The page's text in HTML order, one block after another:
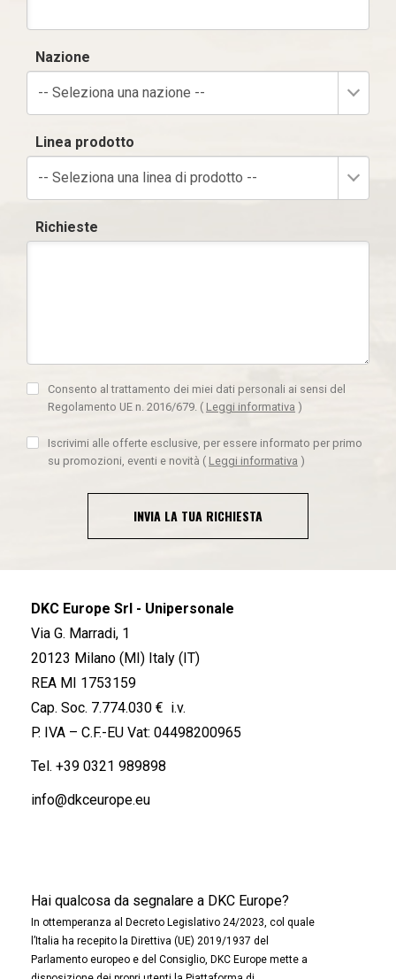
Nazione
-- Seleziona una nazione --
Linea prodotto
-- Seleziona una linea di prodotto --
Richieste
Consento al trattamento dei miei dati personali ai sensi del
Regolamento UE n. 2016/679. ( Leggi informativa )
Iscrivimi alle offerte esclusive, per essere informato per primo
su promozioni, eventi e novità ( Leggi informativa )
INVIA LA TUA RICHIESTA
DKC Europe Srl - Unipersonale
Via G. Marradi, 1
20123 Milano (MI) Italy (IT)
REA MI 1753159
Cap. Soc. 7.774.030 € i.v.
P. IVA – C.F.-EU Vat: 04498200965
Tel. +39 0321 989898
info@dkceurope.eu
Hai qualcosa da segnalare a DKC Europe?
In ottemperanza al Decreto Legislativo 24/2023, col quale
l’Italia ha recepito la Direttiva (UE) 2019/1937 del
Parlamento europeo e del Consiglio, DKC Europe mette a